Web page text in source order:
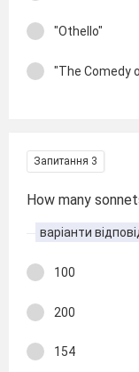
"Othello"
"The Comedy
Запитання 3
How many
варіанти
100
200
154